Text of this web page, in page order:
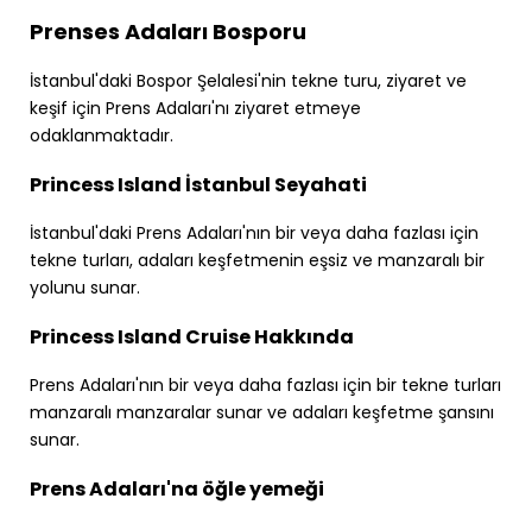
Prenses Adaları Bosporu
İstanbul'daki Bospor Şelalesi'nin tekne turu, ziyaret ve
keşif için Prens Adaları'nı ziyaret etmeye
odaklanmaktadır.
Princess Island İstanbul Seyahati
İstanbul'daki Prens Adaları'nın bir veya daha fazlası için
tekne turları, adaları keşfetmenin eşsiz ve manzaralı bir
yolunu sunar.
Princess Island Cruise Hakkında
Prens Adaları'nın bir veya daha fazlası için bir tekne turları
manzaralı manzaralar sunar ve adaları keşfetme şansını
sunar.
Prens Adaları'na öğle yemeği